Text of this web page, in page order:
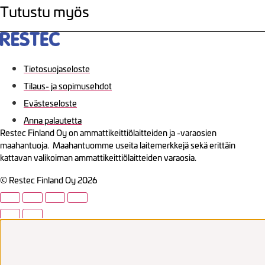
Tutustu myös
Tietosuojaseloste
Tilaus- ja sopimusehdot
Evästeseloste
Anna palautetta
Restec Finland Oy on ammattikeittiölaitteiden ja -varaosien
maahantuoja. Maahantuomme useita laitemerkkejä sekä erittäin
kattavan valikoiman ammattikeittiölaitteiden varaosia.
© Restec Finland Oy 2026